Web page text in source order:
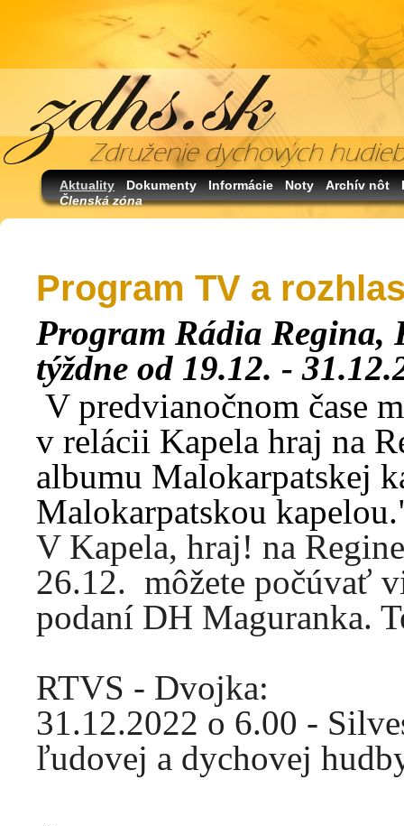
Aktuality Dokumenty Informácie Noty Archív nôt
Členská zóna
Program TV a
Program Rádia Regina,
týždne od 19.12. -
V predvianočnom čase
v relácii Kapela hraj na
albumu Malokarpatskej
Malokarpatskou
V Kapela, hraj! na
26.12. môžete počúvať
podaní DH Maguranka.
RTVS - Dvojka:
31.12.2022 o 6.00 -
ľudovej a dychovej